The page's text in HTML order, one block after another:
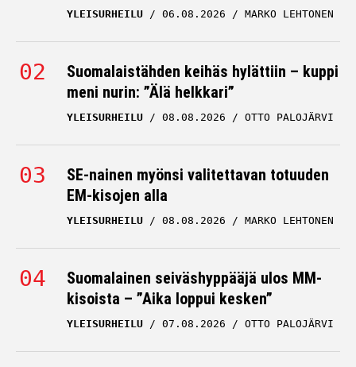
YLEISURHEILU 06.08.2026 MARKO LEHTONEN
Suomalaistähden keihäs hylättiin – kuppi
meni nurin: ”Älä helkkari”
YLEISURHEILU 08.08.2026 OTTO PALOJÄRVI
SE-nainen myönsi valitettavan totuuden
EM-kisojen alla
YLEISURHEILU 08.08.2026 MARKO LEHTONEN
Suomalainen seiväshyppääjä ulos MM-
kisoista – ”Aika loppui kesken”
YLEISURHEILU 07.08.2026 OTTO PALOJÄRVI